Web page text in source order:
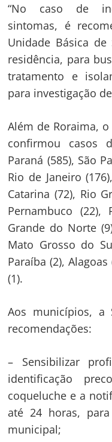
“No caso de
sintomas, é
Unidade Básica
residência, para
tratamento e
para investigação
Além de Roraima,
confirmou casos
Paraná (585), São
Rio de Janeiro
Catarina (72), Rio
Pernambuco (22),
Grande do Norte
Mato Grosso do
Paraíba (2),
(1).
Aos municípios, a
recomendações:
– Sensibilizar
identificação
coqueluche e a
até 24 horas,
municipal;
Navegação
de
Post